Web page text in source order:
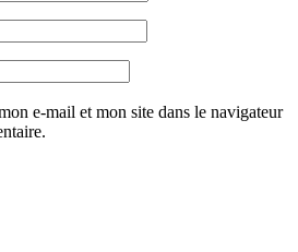
e-mail et mon site dans le navigateur